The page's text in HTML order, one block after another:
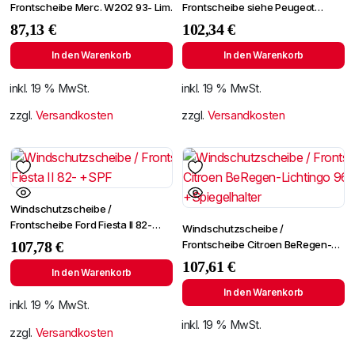
Frontscheibe Merc. W202 93- Lim.
87,13 €
In den Warenkorb
inkl. 19 % MwSt.
zzgl. Versandkosten
Frontscheibe siehe Peugeot
Partner 96- (2724)
102,34€
In den Warenkorb
inkl. 19 % MwSt.
zzgl. Versandkosten
Windschutzscheibe /
Frontscheibe Ford Fiesta II 82-
+SPF
107,78€
In den Warenkorb
inkl. 19 % MwSt.
zzgl. Versandkosten
Windschutzscheibe /
Frontscheibe Citroen BeRegen-
Lichtingo 96- +Spiegelhalter
107,61€
In den Warenkorb
inkl. 19 % MwSt.